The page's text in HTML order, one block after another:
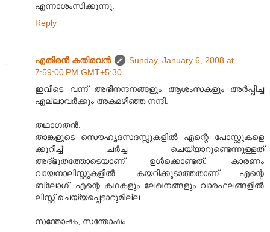
എന്നാശംസിക്കുന്നു.
Reply
എതിരന്‍ കതിരവന്‍
Sunday, January 6, 2008 at
7:59:00 PM GMT+5:30
ഇവിടെ വന്ന് അഭിനന്ദനങ്ങളും ആശംസകളും അര്‍പ്പിച്ച
എല്ലാവര്‍ക്കും അകമഴിഞ്ഞ നന്ദി.
തഥാഗതന്‍:
താങ്കളുടെ സൌഹൃദസദസ്സുകളില്‍ എന്റെ പോസ്റ്റുകളെ
ക്കുറിച്ച് ചര്‍ച്ച ചെയ്യാറുണ്ടെന്നുള്ളത്
അദ്ഭുതത്തോടെയാണ് ഉള്‍‍ക്കൊണ്ടത്. കാരണം
വായനാലിസ്റ്റുകളില്‍ കയറിക്കൂടാത്തതാണ് എന്റെ
ബ്ലോഗ്. എന്റെ കഥകളും ലേഖനങ്ങളും വാരഫലങ്ങളില്‍
ലിസ്റ്റ് ചെയ്യപ്പെടാറുമില്ല.‍
സന്തോഷം, സന്തോഷം.